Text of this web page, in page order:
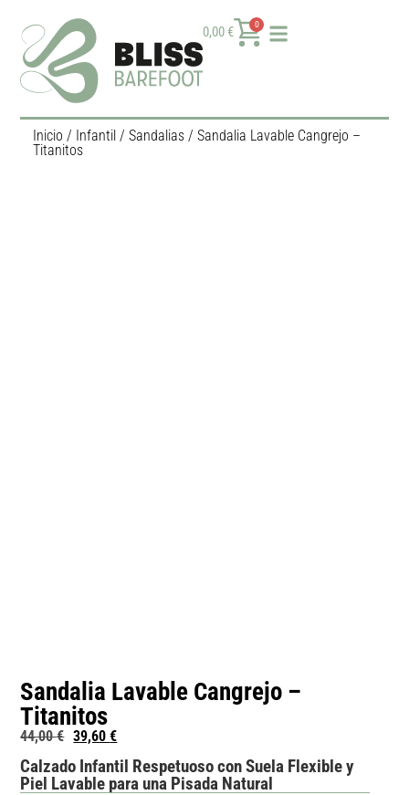
0,00€ 0
Inicio / Infantil/ Sandalias/ Sandalia Lavable Cangrejo –
Titanitos
Sandalia Lavable Cangrejo –
Titanitos
44,00€ 39,60€
Calzado Infantil Respetuoso con Suela Flexible y
Piel Lavable para una Pisada Natural